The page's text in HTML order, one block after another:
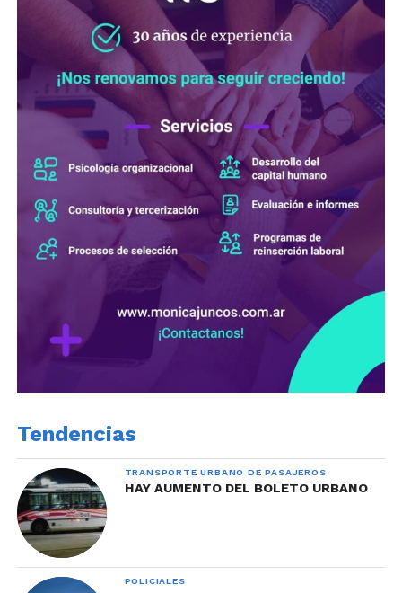
Tendencias
TRANSPORTE URBANO DE PASAJEROS
HAY AUMENTO DEL BOLETO URBANO
POLICIALES